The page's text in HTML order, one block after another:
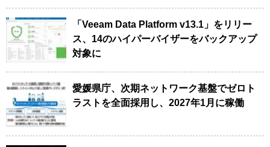
「Veeam Data Platform v13.1」をリリー
ス、14のハイパーバイザーをバックアップ
対象に
愛媛県庁、次期ネットワーク基盤でゼロト
ラストを全面採用し、2027年1月に稼働